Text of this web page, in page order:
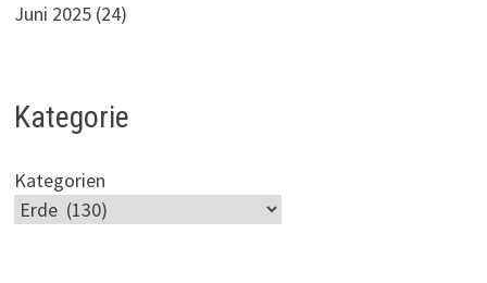
Juni 2025 (24)
Kategorie
Kategorien